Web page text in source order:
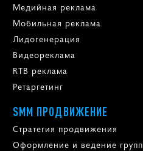
Медийная реклама
Мобильная реклама
Лидогенерация
Видеореклама
RTB реклама
Ретаргетинг
SMM ПРОДВИЖЕНИЕ
Стратегия продвижения
Оформление и ведение групп